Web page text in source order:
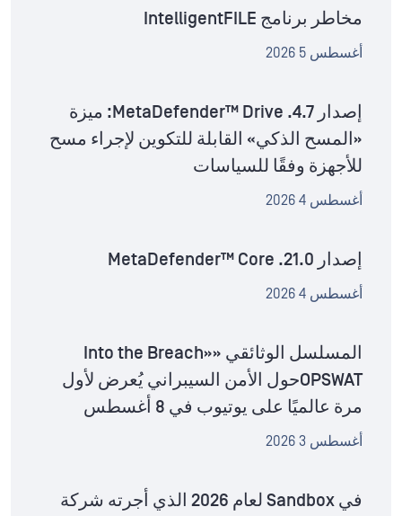
مخاطر برنامج IntelligentFILE
أغسطس 5 2026
إصدار MetaDefender™ Drive .4.7: ميزة
«المسح الذكي» القابلة للتكوين لإجراء مسح
للأجهزة وفقًا للسياسات
أغسطس 4 2026
إصدار MetaDefender™ Core .21.0
أغسطس 4 2026
المسلسل الوثائقي «Into the Breach»
OPSWATحول الأمن السيبراني يُعرض لأول
مرة عالميًا على يوتيوب في 8 أغسطس
أغسطس 3 2026
في Sandbox لعام 2026 الذي أجرته شركة